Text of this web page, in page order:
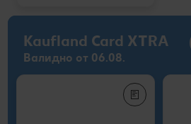
Kaufland Card XTRA
Валидно от 06.08.